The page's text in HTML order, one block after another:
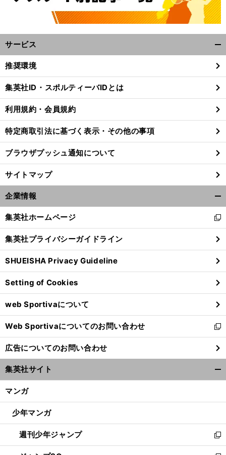
サービス
閉
る
推奨環境
集英社ID・スポルティーバIDとは
利用規約・会員規約
特定商取引法に基づく表示・その他の事項
ブラウザプッシュ通知について
サイトマップ
企業情報
閉
る
集英社ホームページ
新
し
い
ウ
ィ
ン
ド
ウ
で
開
く
集英社プライバシーガイドライン
SHUEISHA Privacy Guideline
Setting of Cookies
web Sportivaについて
Web Sportivaについてのお問い合わせ
新
し
い
ウ
ィ
ン
ウ
開
く
広告についてのお問い合わせ
集英社サイト
マンガ
少年マンガ
週刊少年ジャンプ
新
し